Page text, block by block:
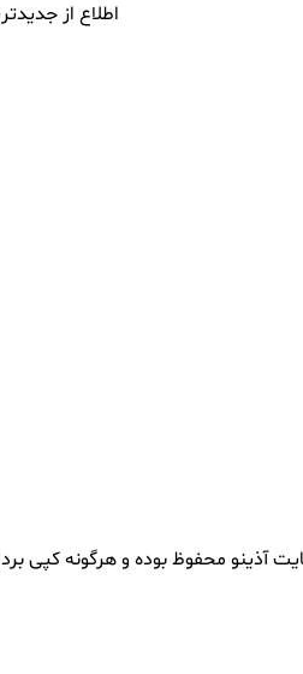
اطلاع از
آذینو محفوظ بوده و هرگونه کپی